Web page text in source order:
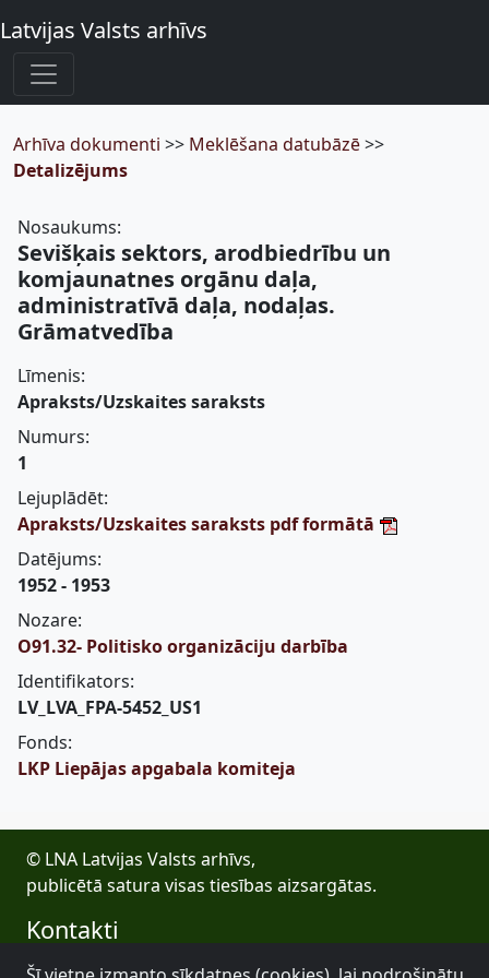
Latvijas Valsts arhīvs
Arhīva dokumenti >> Meklēšana datubāzē>>
Detalizējums
Nosaukums:
Sevišķais sektors, arodbiedrību un
komjaunatnes orgānu daļa,
administratīvā daļa, nodaļas.
Grāmatvedība
Līmenis:
Apraksts/Uzskaites saraksts
Numurs:
1
Lejuplādēt:
Apraksts/Uzskaites saraksts pdf formātā
Datējums:
1952 - 1953
Nozare:
O91.32- Politisko organizāciju darbība
Identifikators:
LV_LVA_FPA-5452_US1
Fonds:
LKP Liepājas apgabala komiteja
© LNA Latvijas Valsts arhīvs,
publicētā satura visas tiesības aizsargātas.
Kontakti
E-pasts: lva@arhivi.gov.lv